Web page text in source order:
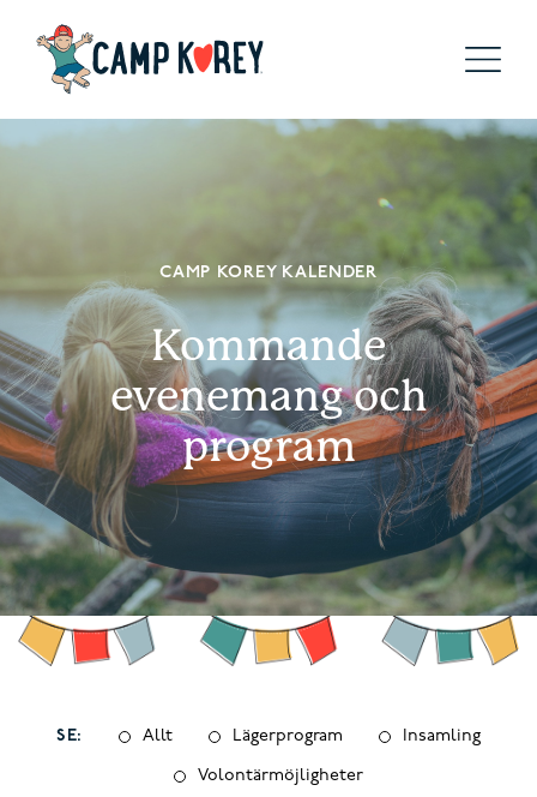
CAMP KOREY KALENDER
Kommande
evenemang och
program
SE: Allt Lägerprogram Insamling
Volontärmöjligheter